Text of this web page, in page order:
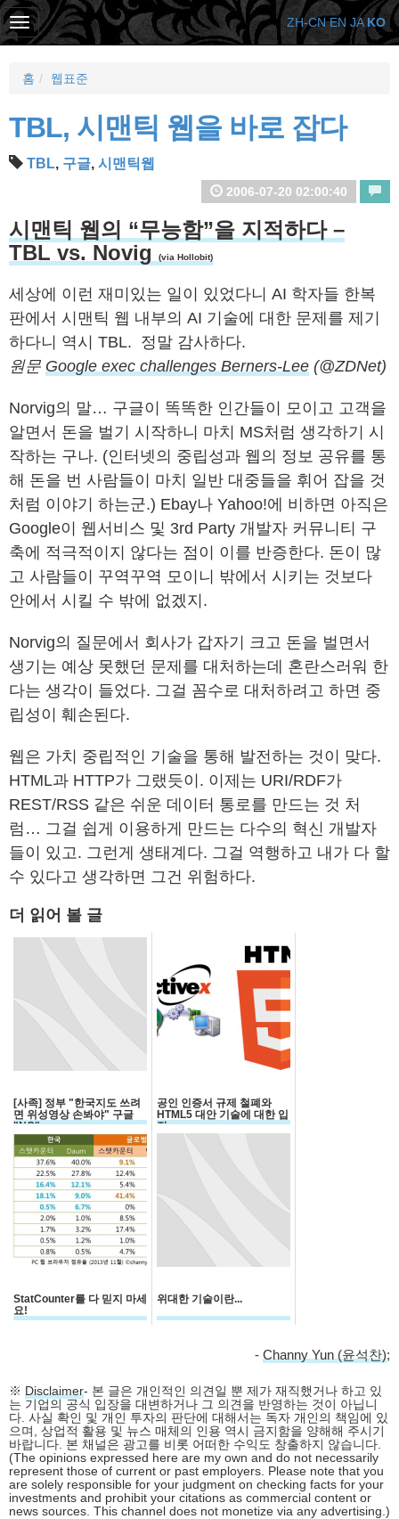
홈 웹표준
TBL, 시맨틱 웹을 바로 잡다
TBL, 구글, 시맨틱웹
2006-07-20 02:00:40
시맨틱 웹의 “무능함”을 지적하다 –
TBL vs. Novig
(via Hollobit)
세상에 이런 재미있는 일이 있었다니 AI 학자들 한복
판에서 시맨틱 웹 내부의 AI 기술에 대한 문제를 제기
하다니 역시 TBL. 정말 감사하다.
원문 Google exec challenges Berners-Lee (@ZDNet)
Norvig의 말… 구글이 똑똑한 인간들이 모이고 고객을
알면서 돈을 벌기 시작하니 마치 MS처럼 생각하기 시
작하는 구나. (인터넷의 중립성과 웹의 정보 공유를 통
해 돈을 번 사람들이 마치 일반 대중들을 휘어 잡을 것
처럼 이야기 하는군.) Ebay나 Yahoo!에 비하면 아직은
Google이 웹서비스 및 3rd Party 개발자 커뮤니티 구
축에 적극적이지 않다는 점이 이를 반증한다. 돈이 많
고 사람들이 꾸역꾸역 모이니 밖에서 시키는 것보다
안에서 시킬 수 밖에 없겠지.
Norvig의 질문에서 회사가 갑자기 크고 돈을 벌면서
생기는 예상 못했던 문제를 대처하는데 혼란스러워 한
다는 생각이 들었다. 그걸 꼼수로 대처하려고 하면 중
립성이 훼손된다.
웹은 가치 중립적인 기술을 통해 발전하는 것이 맞다.
HTML과 HTTP가 그랬듯이. 이제는 URI/RDF가
REST/RSS 같은 쉬운 데이터 통로를 만드는 것 처
럼… 그걸 쉽게 이용하게 만드는 다수의 혁신 개발자
들이 있고. 그런게 생태계다. 그걸 역행하고 내가 다 할
수 있다고 생각하면 그건 위험하다.
더 읽어 볼 글
[사족] 정부 "한국지도 쓰려
면 위성영상 손봐야" 구글
"NO"
공인 인증서 규제 철폐와
HTML5 대안 기술에 대한 입
장
StatCounter를 다 믿지 마세
요!
위대한 기술이란...
- Channy Yun (윤석찬);
※ Disclaimer- 본 글은 개인적인 의견일 뿐 제가 재직했거나 하고 있
는 기업의 공식 입장을 대변하거나 그 의견을 반영하는 것이 아닙니
다. 사실 확인 및 개인 투자의 판단에 대해서는 독자 개인의 책임에 있
으며, 상업적 활용 및 뉴스 매체의 인용 역시 금지함을 양해해 주시기
바랍니다. 본 채널은 광고를 비롯 어떠한 수익도 창출하지 않습니다.
(The opinions expressed here are my own and do not necessarily
represent those of current or past employers. Please note that you
are solely responsible for your judgment on checking facts for your
investments and prohibit your citations as commercial content or
news sources. This channel does not monetize via any advertising.)
ZH-CN EN JA KO